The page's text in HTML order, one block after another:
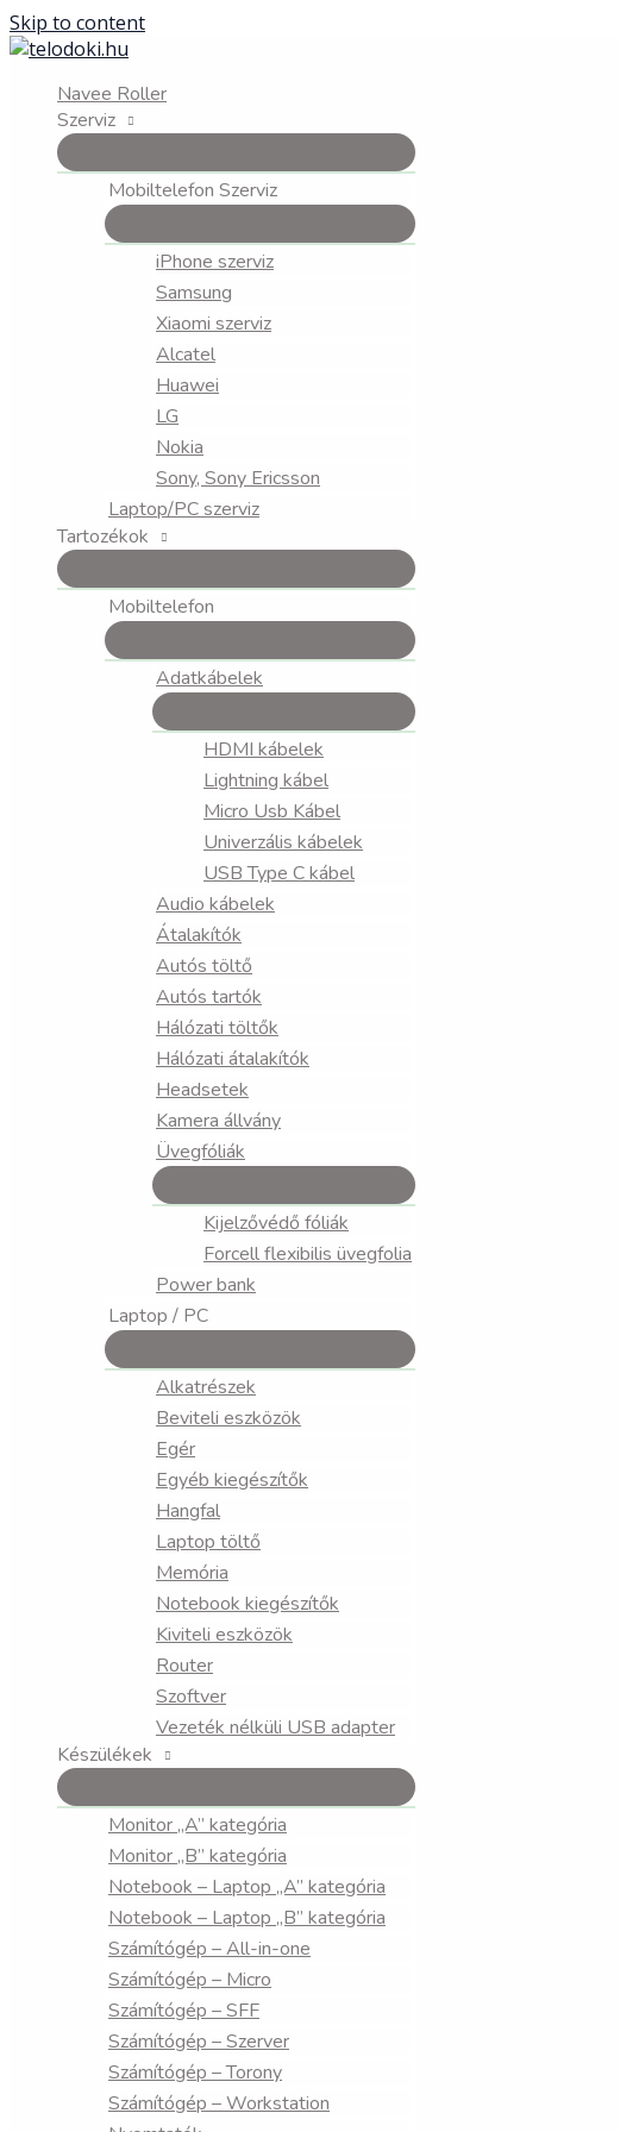
Skip to content
Navee Roller
Szerviz
Mobiltelefon Szerviz
iPhone szerviz
Samsung
Xiaomi szerviz
Alcatel
Huawei
LG
Nokia
Sony, Sony Ericsson
Laptop/PC szerviz
Tartozékok
Mobiltelefon
Adatkábelek
HDMI kábelek
Lightning kábel
Micro Usb Kábel
Univerzális kábelek
USB Type C kábel
Audio kábelek
Átalakítók
Autós töltő
Autós tartók
Hálózati töltők
Hálózati átalakítók
Headsetek
Kamera állvány
Üvegfóliák
Kijelzővédő fóliák
Forcell flexibilis üvegfolia
Power bank
Laptop / PC
Alkatrészek
Beviteli eszközök
Egér
Egyéb kiegészítők
Hangfal
Laptop töltő
Memória
Notebook kiegészítők
Kiviteli eszközök
Router
Szoftver
Vezeték nélküli USB adapter
Készülékek
Monitor „A” kategória
Monitor „B” kategória
Notebook – Laptop „A” kategória
Notebook – Laptop „B” kategória
Számítógép – All-in-one
Számítógép – Micro
Számítógép – SFF
Számítógép – Szerver
Számítógép – Torony
Számítógép – Workstation